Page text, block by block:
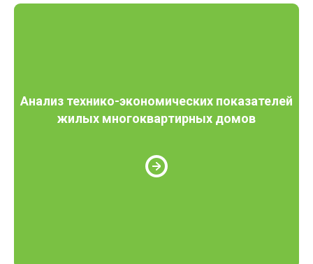
Анализ технико-экономических показателей
жилых многоквартирных домов